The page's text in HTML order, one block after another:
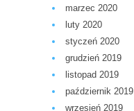
marzec 2020
luty 2020
styczeń 2020
grudzień 2019
listopad 2019
październik 2019
wrzesień 2019